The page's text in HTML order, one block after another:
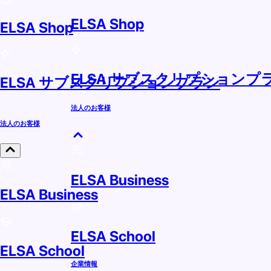
ELSA Shop
ELSA サブスクリプションプ
法人のお客様
ELSA Business
ELSA School
企業情報
ELSA Shop
ELSA サブスクリプションプラン
法人のお客様
ELSA Business
ELSA School